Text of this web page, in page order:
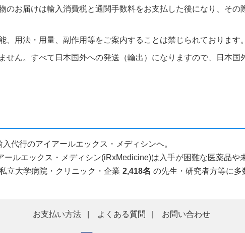
のお届けは輸入消費税と通関手数料をお支払した後になり、そ
、用法・用量、副作用等をご案内することは禁じられております。
せん。すべて日本国外への発送（輸出）になりますので、日本国
代行のアイアールエックス・メディシンへ。
ールエックス・メディシン(iRxMedicine)は入手が困難な医薬品や
私立大学病院・クリニック・企業 2,418名 の先生・研究者方等に多
お支払い方法 よくある質問 お問い合わせ